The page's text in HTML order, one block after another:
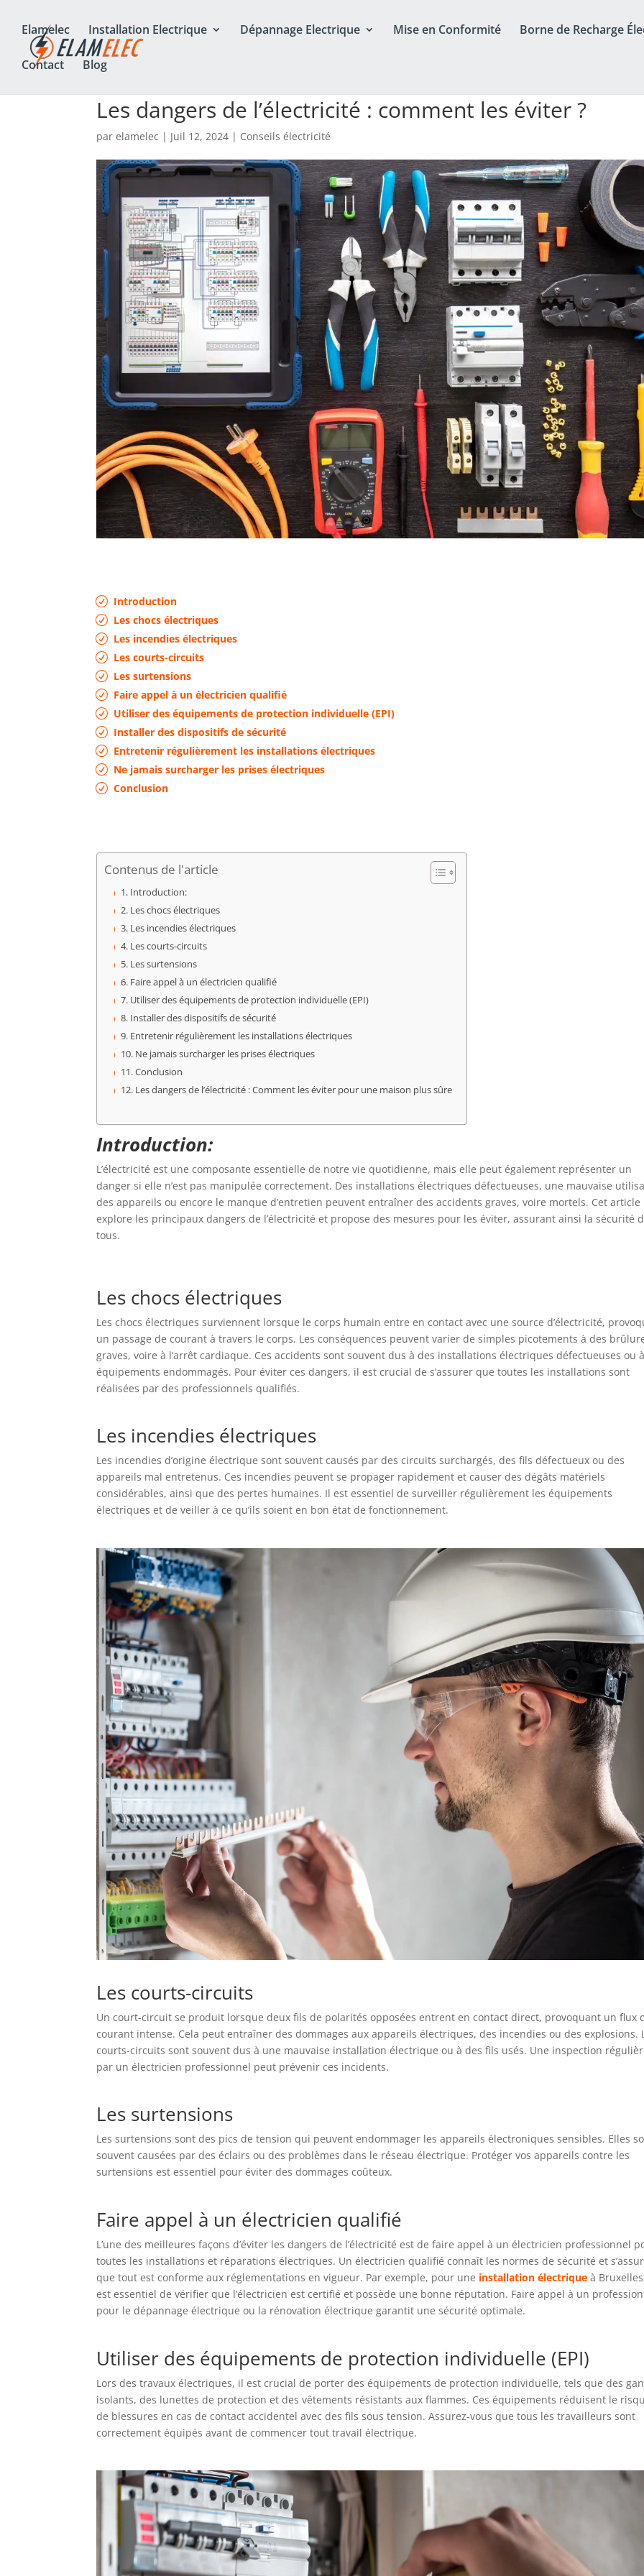
Elamelec Installation Electrique Dépannage Electrique Mise en Conformité Borne de Recharge
Contact Blog
Les dangers de l’électricité : comment les éviter ?
parelamelec | Juil 12, 2024 | Conseils électricité
Introduction
Les chocs électriques
Les incendies électriques
Les courts-circuits
Les surtensions
Faire appel à un électricien qualifié
Utiliser des équipements de protection individuelle (EPI)
Installer des dispositifs de sécurité
Entretenir régulièrement les installations électriques
Ne jamais surcharger les prises électriques
Conclusion
Contenus de l'article
Introduction:
Les chocs électriques
Les incendies électriques
Les courts-circuits
Les surtensions
Faire appel à un électricien qualifié
Utiliser des équipements de protection individuelle (EPI)
Installer des dispositifs de sécurité
Entretenir régulièrement les installations électriques
Ne jamais surcharger les prises électriques
Conclusion
Les dangers de l’électricité : Comment les éviter pour une maison plus sûre
Introduction:
L’électricité est une composante essentielle de notre vie quotidienne, mais elle peut également représenter un
danger si elle n’est pas manipulée correctement. Des installations électriques défectueuses, une mauvaise
des appareils ou encore le manque d’entretien peuvent entraîner des accidents graves, voire mortels. Cet article
explore les principaux dangers de l’électricité et propose des mesures pour les éviter, assurant ainsi la sécurité
tous.
Les chocs électriques
Les chocs électriques surviennent lorsque le corps humain entre en contact avec une source d’électricité,
un passage de courant à travers le corps. Les conséquences peuvent varier de simples picotements à des
graves, voire à l’arrêt cardiaque. Ces accidents sont souvent dus à des installations électriques défectueuses ou
équipements endommagés. Pour éviter ces dangers, il est crucial de s’assurer que toutes les installations sont
réalisées par des professionnels qualifiés.
Les incendies électriques
Les incendies d’origine électrique sont souvent causés par des circuits surchargés, des fils défectueux ou des
appareils mal entretenus. Ces incendies peuvent se propager rapidement et causer des dégâts matériels
considérables, ainsi que des pertes humaines. Il est essentiel de surveiller régulièrement les équipements
électriques et de veiller à ce qu’ils soient en bon état de fonctionnement.
Les courts-circuits
Un court-circuit se produit lorsque deux fils de polarités opposées entrent en contact direct, provoquant un flux
courant intense. Cela peut entraîner des dommages aux appareils électriques, des incendies ou des explosions.
courts-circuits sont souvent dus à une mauvaise installation électrique ou à des fils usés. Une inspection
par un électricien professionnel peut prévenir ces incidents.
Les surtensions
Les surtensions sont des pics de tension qui peuvent endommager les appareils électroniques sensibles. Elles
souvent causées par des éclairs ou des problèmes dans le réseau électrique. Protéger vos appareils contre les
surtensions est essentiel pour éviter des dommages coûteux.
Faire appel à un électricien qualifié
L’une des meilleures façons d’éviter les dangers de l’électricité est de faire appel à un électricien professionnel
toutes les installations et réparations électriques. Un électricien qualifié connaît les normes de sécurité et
que tout est conforme aux réglementations en vigueur. Par exemple, pour une installation électrique à
est essentiel de vérifier que l’électricien est certifié et possède une bonne réputation. Faire appel à un
pour le dépannage électrique ou la rénovation électrique garantit une sécurité optimale.
Utiliser des équipements de protection individuelle (EPI)
Lors des travaux électriques, il est crucial de porter des équipements de protection individuelle, tels que des
isolants, des lunettes de protection et des vêtements résistants aux flammes. Ces équipements réduisent le
de blessures en cas de contact accidentel avec des fils sous tension. Assurez-vous que tous les travailleurs sont
correctement équipés avant de commencer tout travail électrique.